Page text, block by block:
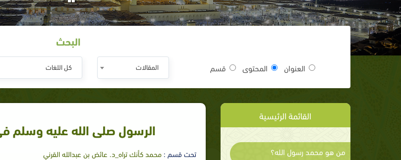
البحث
العنوان المحتوى قسم المقالات كل اللغات
القائمة الرئيسية
من هو محمد رسول الله؟
الرسول صلى الله عليه وسلم
تحت قسم :محمد كأنك تراه_د. عائض بن عبدالله القرني